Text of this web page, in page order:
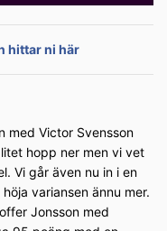
hittar ni här
med Victor Svensson
hopp ner men vi vet
Vi går även nu in i en
variansen ännu mer.
Jonsson med